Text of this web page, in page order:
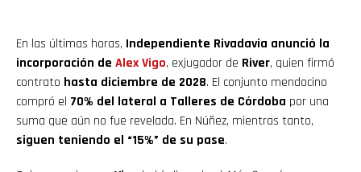
En las últimas horas, Independiente Rivadavia anunció la
incorporación de Alex Vigo, exjugador de River, quien firmó
contrato hasta diciembre de 2028. El conjunto mendocino
compró el 70% del lateral a Talleres de Córdoba por una
suma que aún no fue revelada. En Núñez, mientras tanto,
siguen teniendo el “15%” de su pase.